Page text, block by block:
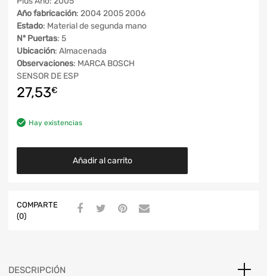
Año fabricación: 2004 2005 2006
Estado: Material de segunda mano
Nº Puertas: 5
Ubicación: Almacenada
Observaciones: MARCA BOSCH
SENSOR DE ESP
27,53€
Hay existencias
Añadir al carrito
COMPARTE
(0)
DESCRIPCIÓN